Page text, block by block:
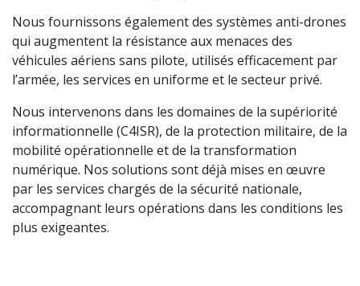
Nous fournissons également des systèmes anti-drones
qui augmentent la résistance aux menaces des
véhicules aériens sans pilote, utilisés efficacement par
l’armée, les services en uniforme et le secteur privé.
Nous intervenons dans les domaines de la supériorité
informationnelle (C4ISR), de la protection militaire, de la
mobilité opérationnelle et de la transformation
numérique. Nos solutions sont déjà mises en œuvre
par les services chargés de la sécurité nationale,
accompagnant leurs opérations dans les conditions les
plus exigeantes.